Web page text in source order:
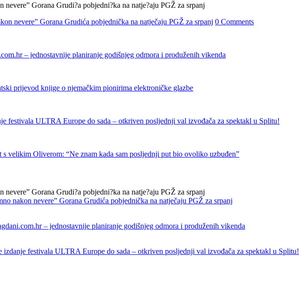
nevere” Gorana Grudića pobjednička na natječaju PGŽ za srpanj 0 Comments
– jednostavnije planiranje godišnjeg odmora i produženih vikenda
prijevod knjige o njemačkim pionirima elektroničke glazbe
festivala ULTRA Europe do sada – otkriven posljednji val izvođača za spektakl u Splitu!
s velikim Oliverom: “Ne znam kada sam posljednji put bio ovoliko uzbuđen”
nakon nevere” Gorana Grudića pobjednička na natječaju PGŽ za srpanj
– jednostavnije planiranje godišnjeg odmora i produženih vikenda
izdanje festivala ULTRA Europe do sada – otkriven posljednji val izvođača za spektakl u Splitu!